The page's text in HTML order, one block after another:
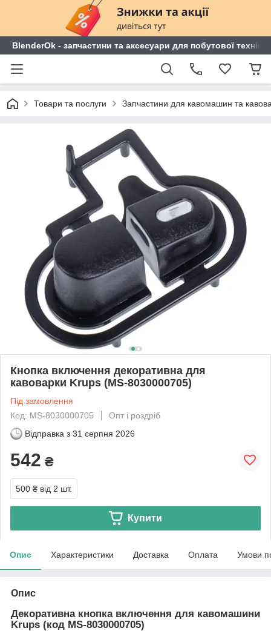
BlenderOk - запчастини та аксесуари для побутової техніки
Товари та послуги Запчастини для кавомашин та
Кнопка включення декоративна для
кавоварки Krups (MS-8030000705)
Під замовлення
Код: MS-8030000705
Опт і роздріб
Відправка з 31 серпня 2026
542 ₴
500 ₴ від 2 шт.
Купити
Опис Характеристики Доставка Оплата Умови
Опис
Декоративна кнопка включення для кавомашини
Krups (код MS-8030000705)